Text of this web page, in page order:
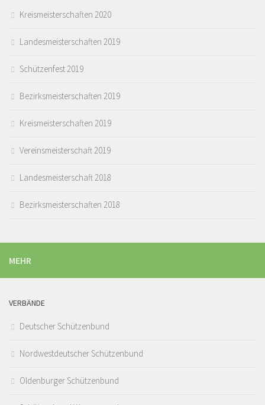
Kreismeisterschaften 2020
Landesmeisterschaften 2019
Schützenfest 2019
Bezirksmeisterschaften 2019
Kreismeisterschaften 2019
Vereinsmeisterschaft 2019
Landesmeisterschaft 2018
Bezirksmeisterschaften 2018
MEHR
VERBÄNDE
Deutscher Schützenbund
Nordwestdeutscher Schützenbund
Oldenburger Schützenbund